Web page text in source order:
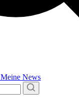
Meine News